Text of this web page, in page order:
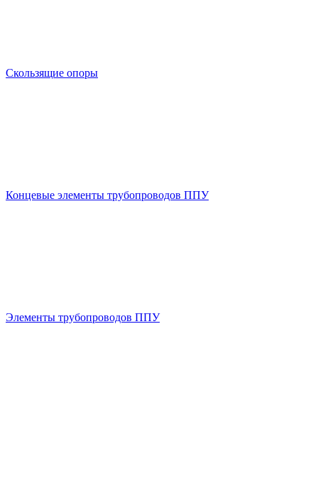
Скользящие опоры
Концевые элементы трубопроводов ППУ
Элементы трубопроводов ППУ